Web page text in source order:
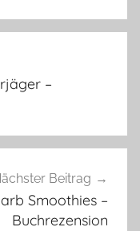
–
Beitrag
Smoothies –
Buchrezension